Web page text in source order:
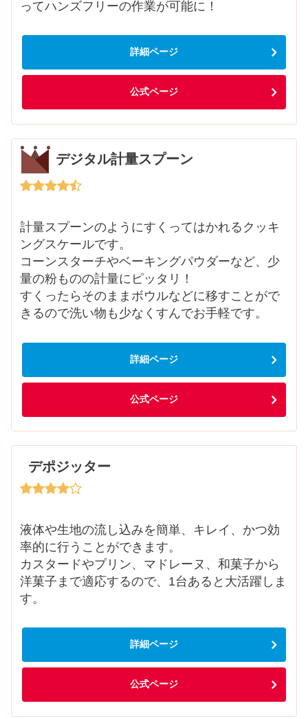
ってハンズフリーの作業が可能に！
詳細ページ
公式ページ
デジタル計量スプーン
計量スプーンのようにすくってはかれるクッキ
ングスケールです。
コーンスターチやベーキングパウダーなど、少
量の粉ものの計量にピッタリ！
すくったらそのままボウルなどに移すことがで
きるので洗い物も少なくすんでお手軽です。
詳細ページ
公式ページ
デポジッター
液体や生地の流し込みを簡単、キレイ、かつ効
率的に行うことができます。
カスタードやプリン、マドレーヌ、和菓子から
洋菓子まで適応するので、1台あると大活躍しま
す。
詳細ページ
公式ページ